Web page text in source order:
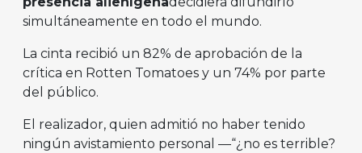
simultáneamente en todo el mundo.
La cinta recibió un 82% de aprobación de la
crítica en Rotten Tomatoes y un 74% por parte
del público.
El realizador, quien admitió no haber tenido
ningún avistamiento personal —“¿no es terrible?